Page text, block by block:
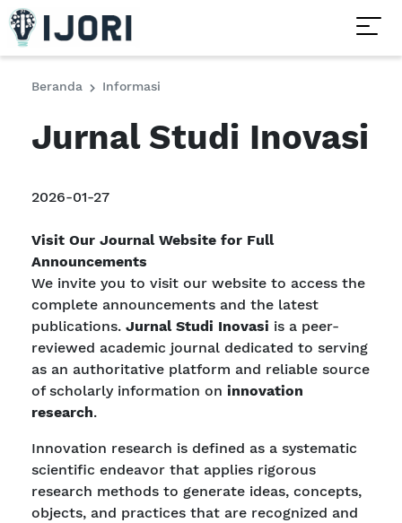
Beranda Informasi
Jurnal Studi Inovasi
2026-01-27
Visit Our Journal Website for Full
Announcements
We invite you to visit our website to access the
complete announcements and the latest
publications. Jurnal Studi Inovasi is a peer-
reviewed academic journal dedicated to serving
as an authoritative platform and reliable source
of scholarly information on innovation
research.
Innovation research is defined as a systematic
scientific endeavor that applies rigorous
research methods to generate ideas, concepts,
objects, and practices that are recognized and